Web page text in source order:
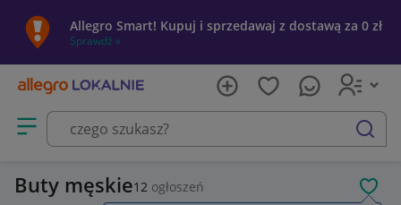
Allegro Smart! Kupuj i sprzedawaj z dostawą za 0 zł
Sprawdź »
Otwórz menu z kategoriami
szukaj
Buty męskie12 ogłoszeń